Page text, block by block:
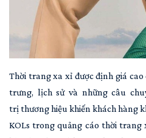
Thời trang xa xỉ được định giá
trưng, lịch sử và những câu
trị thương hiệu khiến khách hàng
KOLs trong quảng cáo thời trang